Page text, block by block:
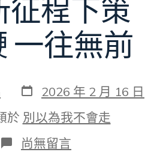
征程下策
一往無前
發
表
日
期
2026 年 2 月 16 日
於 別以為我不會走
在
〈【央
尚無留言